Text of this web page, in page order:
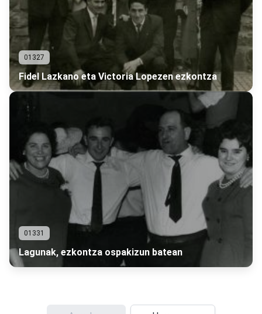
01327
Fidel Lazkano eta Victoria Lopezen ezkontza
01331
Lagunak, ezkontza ospakizun batean